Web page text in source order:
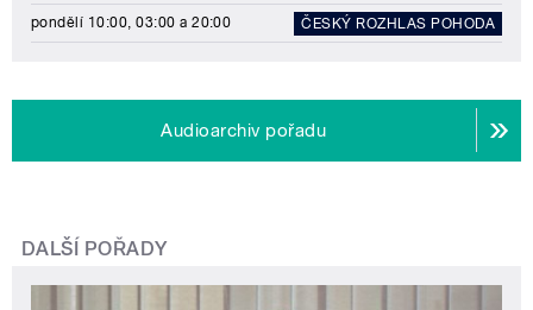
pondělí 10:00, 03:00 a 20:00 ČESKÝ ROZHLAS POHODA
Audioarchiv pořadu
DALŠÍ POŘADY